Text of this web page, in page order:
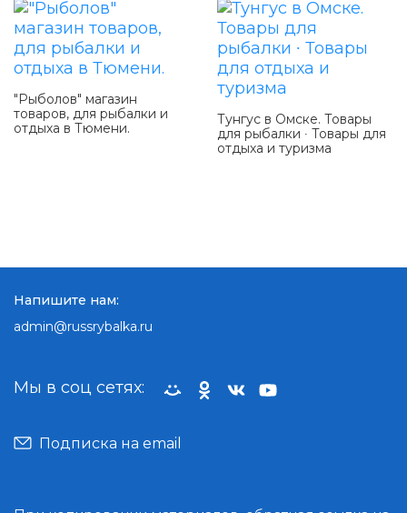
"Рыболов" магазин
товаров, для рыбалки и
отдыха в Тюмени.
Тунгус в Омске. Товары
для рыбалки ∙ Товары для
отдыха и туризма
Мы в соц сетях:
Подписка на email
Напишите нам:
admin@russrybalka.ru